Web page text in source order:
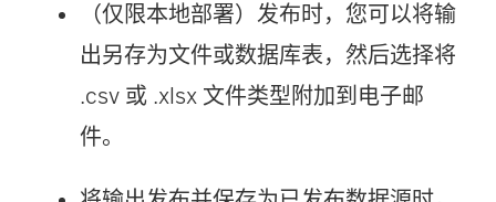
（仅限本地部署）发布时，您可以将输
出另存为文件或数据库表，然后选择将
.csv 或 .xlsx 文件类型附加到电子邮
件。